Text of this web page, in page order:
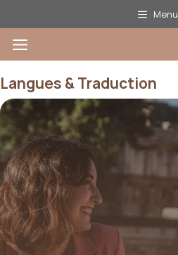
au
contenu
Menu
Menu
Langues & Traduction